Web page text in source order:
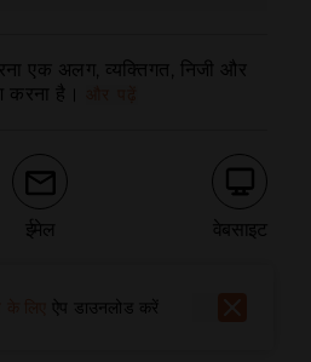
एक अलग, व्यक्तिगत, निजी और
करना है।
ईमेल वेबसाइट
ऐप डाउनलोड करें